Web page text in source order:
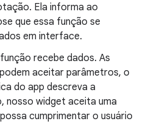
Ela informa ao
que essa função se
em interface.
recebe dados. As
aceitar parâmetros, o
do app descreva a
nosso widget aceita uma
cumprimentar o usuário